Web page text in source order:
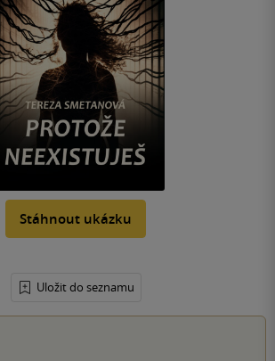
Stáhnout ukázku
Uložit do seznamu